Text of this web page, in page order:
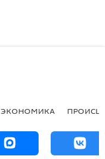
ЭКОНОМИКА